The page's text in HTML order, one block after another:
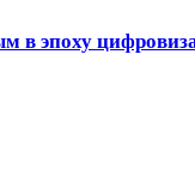
в эпоху